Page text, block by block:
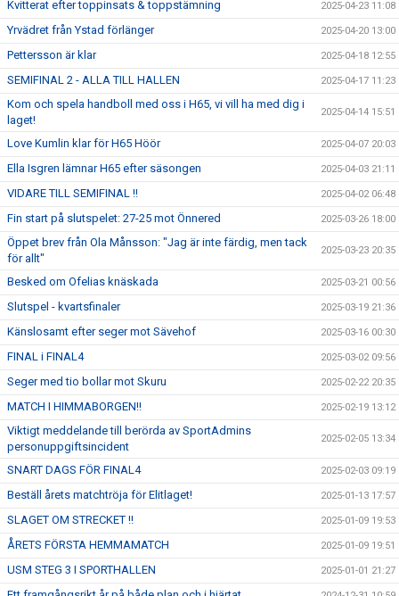
Kvitterat efter toppinsats & toppstämning 2025-04-23 11:08
Yrvädret från Ystad förlänger 2025-04-20 13:00
Pettersson är klar 2025-04-18 12:55
SEMIFINAL 2 - ALLA TILL HALLEN 2025-04-17 11:23
Kom och spela handboll med oss i H65, vi vill ha med dig i
laget!
2025-04-14 15:51
Love Kumlin klar för H65 Höör 2025-04-07 20:03
Ella Isgren lämnar H65 efter säsongen 2025-04-03 21:11
VIDARE TILL SEMIFINAL !! 2025-04-02 06:48
Fin start på slutspelet: 27-25 mot Önnered 2025-03-26 18:00
Öppet brev från Ola Månsson: "Jag är inte färdig, men tack
för allt"
2025-03-23 20:35
Besked om Ofelias knäskada 2025-03-21 00:56
Slutspel - kvartsfinaler 2025-03-19 21:36
Känslosamt efter seger mot Sävehof 2025-03-16 00:30
FINAL i FINAL4 2025-03-02 09:56
Seger med tio bollar mot Skuru 2025-02-22 20:35
MATCH I HIMMABORGEN!! 2025-02-19 13:12
Viktigt meddelande till berörda av SportAdmins
personuppgiftsincident
2025-02-05 13:34
SNART DAGS FÖR FINAL4 2025-02-03 09:19
Beställ årets matchtröja för Elitlaget! 2025-01-13 17:57
SLAGET OM STRECKET !! 2025-01-09 19:53
ÅRETS FÖRSTA HEMMAMATCH 2025-01-09 19:51
USM STEG 3 I SPORTHALLEN 2025-01-01 21:27